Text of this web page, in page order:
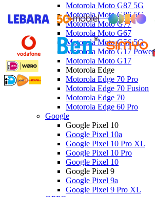
Motorola Moto G87 5G
Motorola Moto G86 5G
Motorola Moto G77
Motorola Moto G67
Motorola Moto G56 5G
Motorola Moto G17 Power
Motorola Moto G17
Motorola Edge
Motorola Edge 70 Pro
Motorola Edge 70 Fusion
Motorola Edge 70
Motorola Edge 60 Pro
Google
Google Pixel 10
Google Pixel 10a
Google Pixel 10 Pro XL
Google Pixel 10 Pro
Google Pixel 10
Google Pixel 9
Google Pixel 9a
Google Pixel 9 Pro XL